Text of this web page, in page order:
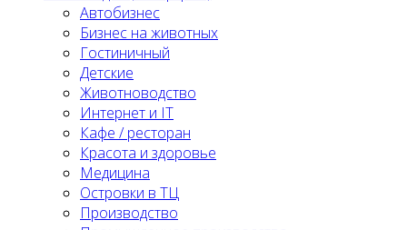
Автобизнес
Бизнес на животных
Гостиничный
Детские
Животноводство
Интернет и IT
Кафе / ресторан
Красота и здоровье
Медицина
Островки в ТЦ
Производство